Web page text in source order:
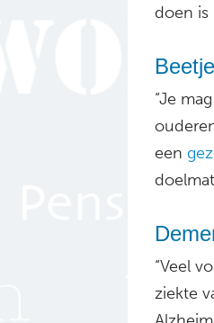
doen is
“Je
een
“Veel
ziekte